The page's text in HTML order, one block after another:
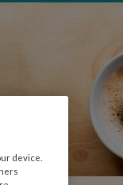
device.